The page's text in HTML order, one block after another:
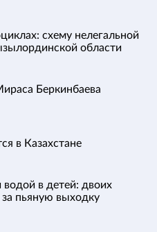
схему нелегальной
области
Беркинбаева
в Казахстане
в детей: двоих
пьяную выходку